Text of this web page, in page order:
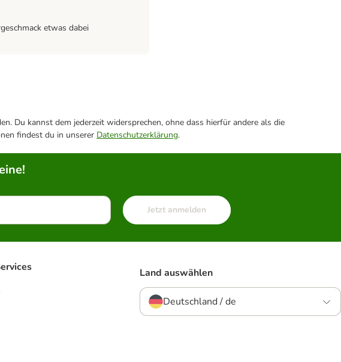
etwas dabei
Du kannst dem jederzeit widersprechen, ohne dass hierfür andere als die
findest du in unserer Datenschutzerklärung.
Jetzt anmelden
Land auswählen
Deutschland / de